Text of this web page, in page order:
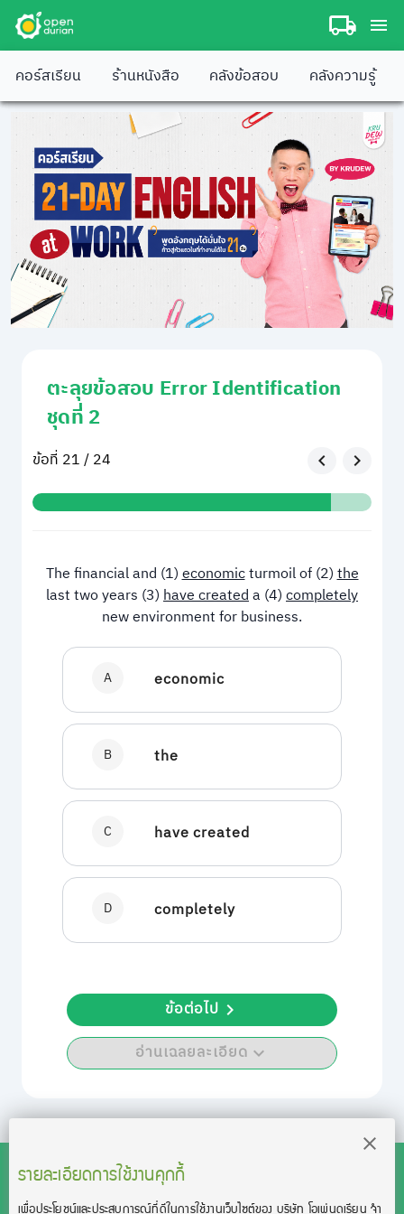
คอร์สเรียน ร้านหนังสือ คลังข้อสอบ คลังความรู้
ตะลุยข้อสอบ Error Identification
ชุดที่ 2
ข้อที่ 21 / 24
The financial and (1)economicturmoil of (2)the
last two years (3)have createda (4)completely
new environment for business.
A economic
B the
C have created
D completely
อ่านเฉลยละเอียด
ข้อต่อไป
รายละเอียดการใช้งานคุกกี้
เพื่อประโยชน์และประสบการณ์ที่ดีในการใช้งานเว็บไซต์ของ บริษัท โอเพ่นดูเรียน จํา